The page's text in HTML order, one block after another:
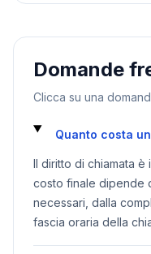
Domande
Clicca su una
Quanto costa
Il diritto di chiamata è
costo finale dipende
necessari, dalla
fascia oraria della